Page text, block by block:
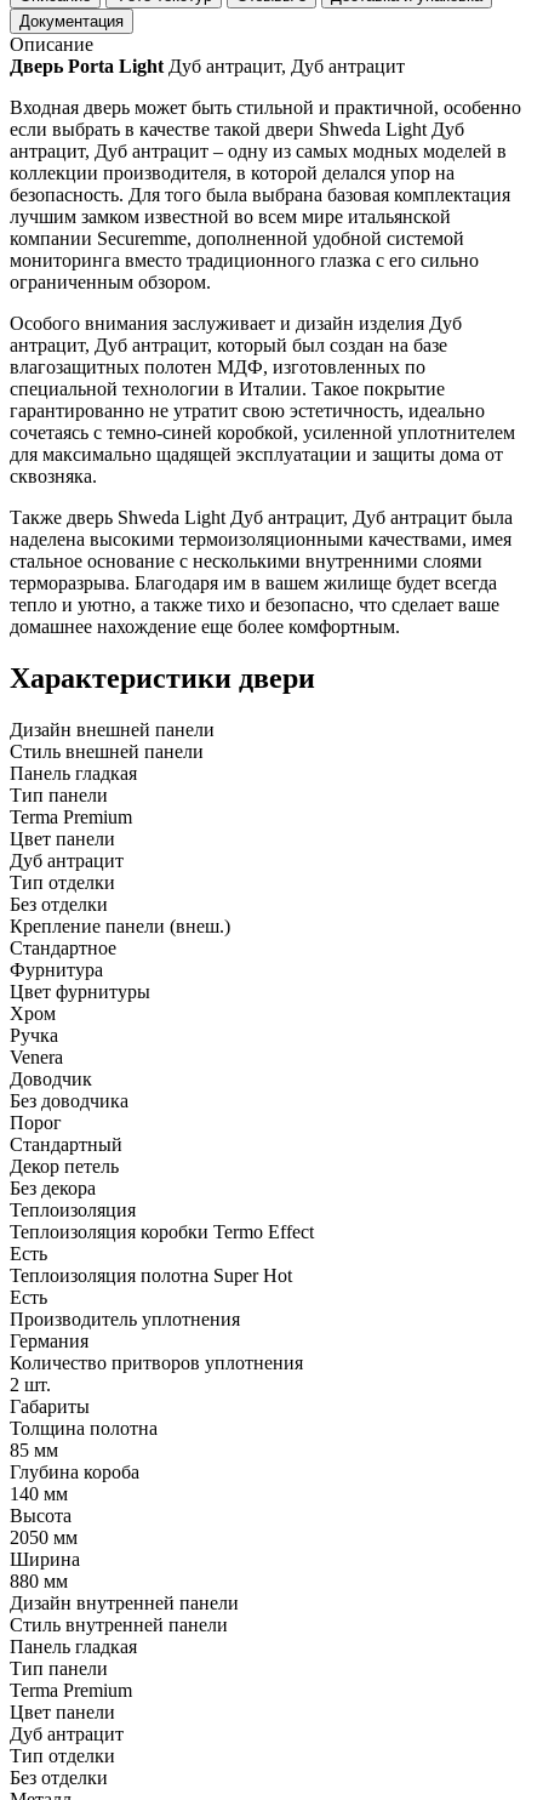
Документация
Описание
Дверь Porta Light Дуб антрацит, Дуб антрацит
Входная дверь может быть стильной и практичной, особенно
если выбрать в качестве такой двери Shweda Light Дуб
антрацит, Дуб антрацит – одну из самых модных моделей в
коллекции производителя, в которой делался упор на
безопасность. Для того была выбрана базовая комплектация
лучшим замком известной во всем мире итальянской
компании Securemme, дополненной удобной системой
мониторинга вместо традиционного глазка с его сильно
ограниченным обзором.
Особого внимания заслуживает и дизайн изделия Дуб
антрацит, Дуб антрацит, который был создан на базе
влагозащитных полотен МДФ, изготовленных по
специальной технологии в Италии. Такое покрытие
гарантированно не утратит свою эстетичность, идеально
сочетаясь с темно-синей коробкой, усиленной уплотнителем
для максимально щадящей эксплуатации и защиты дома от
сквозняка.
Также дверь Shweda Light Дуб антрацит, Дуб антрацит была
наделена высокими термоизоляционными качествами, имея
стальное основание с несколькими внутренними слоями
терморазрыва. Благодаря им в вашем жилище будет всегда
тепло и уютно, а также тихо и безопасно, что сделает ваше
домашнее нахождение еще более комфортным.
Характеристики двери
Дизайн внешней панели
Стиль внешней панели
Панель гладкая
Тип панели
Terma Premium
Цвет панели
Дуб антрацит
Тип отделки
Без отделки
Крепление панели (внеш.)
Стандартное
Фурнитура
Цвет фурнитуры
Хром
Ручка
Venera
Доводчик
Без доводчика
Порог
Стандартный
Декор петель
Без декора
Теплоизоляция
Теплоизоляция коробки Termo Effect
Есть
Теплоизоляция полотна Super Нot
Есть
Производитель уплотнения
Германия
Количество притворов уплотнения
2 шт.
Габариты
Толщина полотна
85 мм
Глубина короба
140 мм
Высота
2050 мм
Ширина
880 мм
Дизайн внутренней панели
Стиль внутренней панели
Панель гладкая
Тип панели
Terma Premium
Цвет панели
Дуб антрацит
Тип отделки
Без отделки